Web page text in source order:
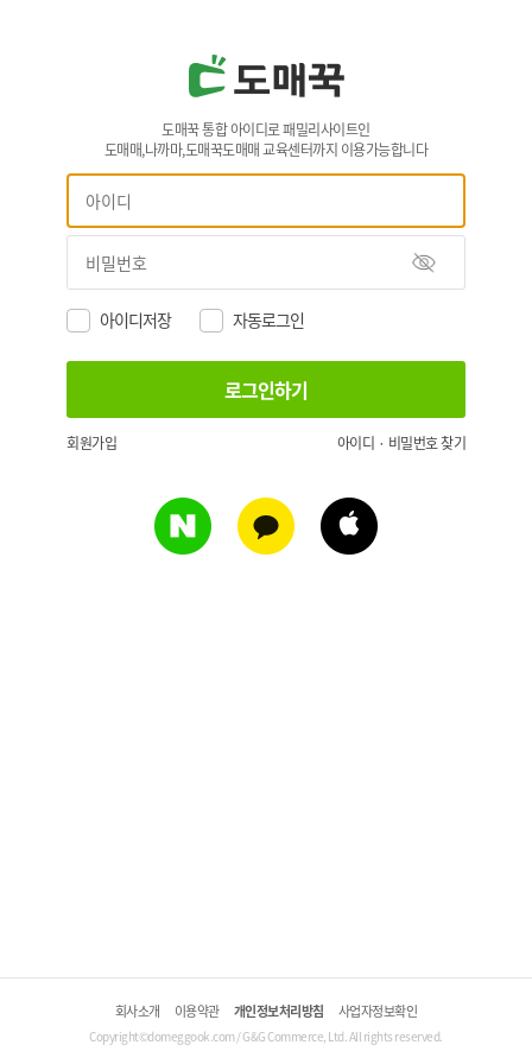
도매꾹 통합 아이디로 패밀리사이트인
도매매,나까마,도매꾹도매매 교육센터까지 이용가능합니다
아이디저장 자동로그인
회원가입 아이디 · 비밀번호 찾기
회사소개 이용약관 개인정보처리방침 사업자정보확인
Copyright©domeggook.com / G&G Commerce, Ltd. All rights reserved.